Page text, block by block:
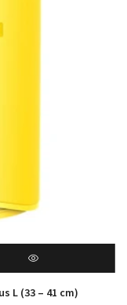
L (33 – 41 cm)